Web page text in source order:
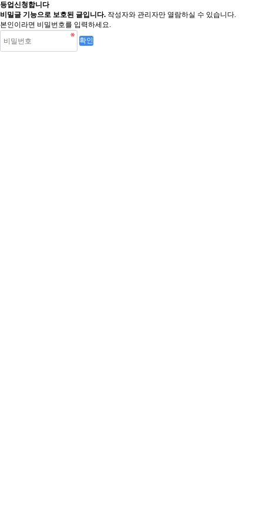
등업신청합니다
비밀글 기능으로 보호된 글입니다. 작성자와 관리자만 열람하실 수 있습니다.
본인이라면 비밀번호를 입력하세요.